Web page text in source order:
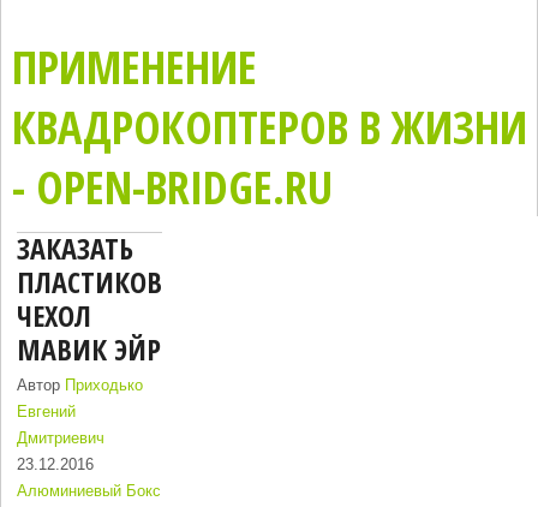
ПРИМЕНЕНИЕ
КВАДРОКОПТЕРОВ В ЖИЗНИ
- OPEN-BRIDGE.RU
ЗАКАЗАТЬ
ПЛАСТИКОВЫЙ
ЧЕХОЛ
МАВИК ЭЙР
Автор Приходько
Евгений
Дмитриевич
23.12.2016
Алюминиевый Бокс